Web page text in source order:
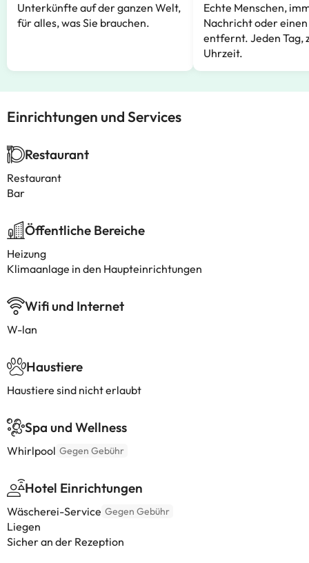
Unterkünfte auf der ganzen Welt,
für alles, was Sie brauchen.
Echte Menschen,
Nachricht oder
entfernt. Jeden Tag,
Uhrzeit.
Einrichtungen und Services
Restaurant
Restaurant
Bar
Öffentliche Bereiche
Heizung
Klimaanlage in den Haupteinrichtungen
Wifi und Internet
W-lan
Haustiere
Haustiere sind nicht erlaubt
Spa und Wellness
Whirlpool Gegen Gebühr
Hotel Einrichtungen
Wäscherei-Service Gegen Gebühr
Liegen
Sicher an der Rezeption